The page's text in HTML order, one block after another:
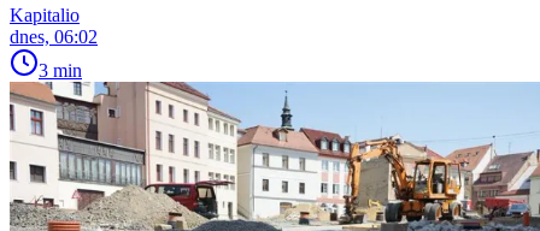
Kapitalio
dnes, 06:02
3 min